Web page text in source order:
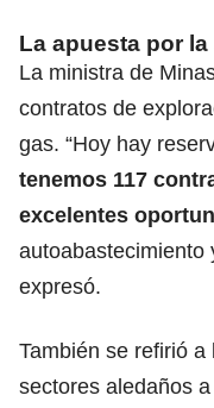
La apuesta por
La ministra de
contratos de
gas. “Hoy hay
tenemos 117
excelentes
autoabastecimiento
expresó.
También se refirió
sectores aledaños